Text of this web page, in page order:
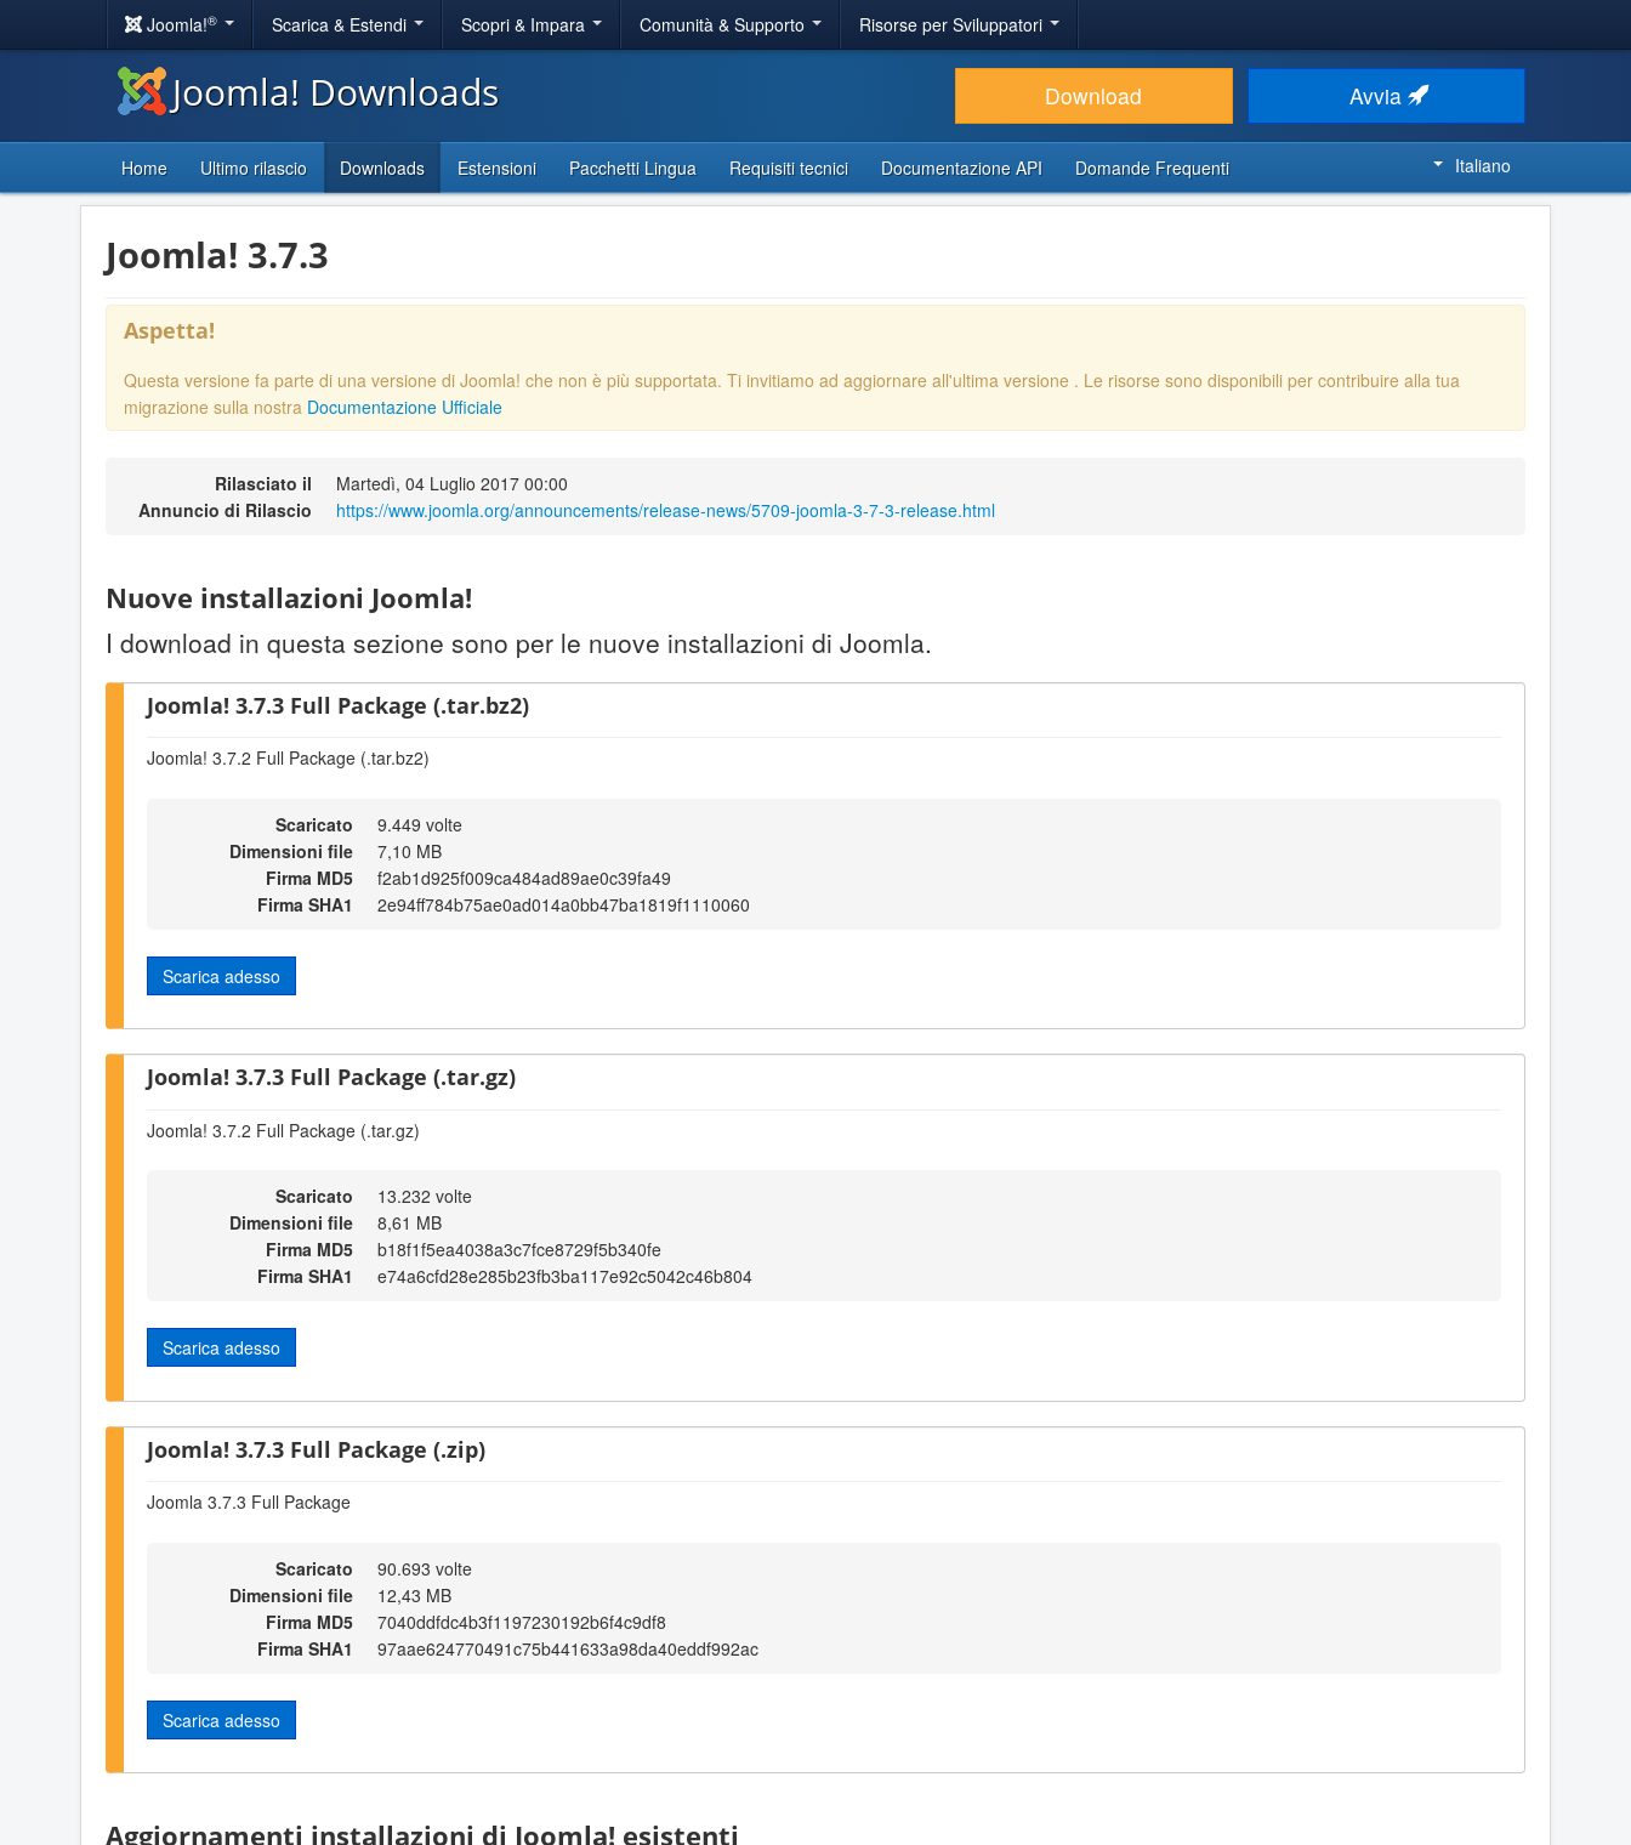
Joomla!® Scarica & Estendi Scopri & Impara Comunità & Supporto Risorse per Sviluppatori
Joomla! Downloads Download Avvia
Home Ultimo rilascio Downloads Estensioni Pacchetti Lingua Requisiti tecnici Documentazione API Domande Frequenti Italiano
Joomla! 3.7.3
Aspetta!
Questa versione fa parte di una versione di Joomla! che non è più supportata. Ti invitiamo ad aggiornare all'ultima versione . Le risorse sono disponibili per contribuire alla tua
migrazione sulla nostra Documentazione Ufficiale
Rilasciato il
Martedì, 04 Luglio 2017 00:00
Annuncio di Rilascio
https://www.joomla.org/announcements/release-news/5709-joomla-3-7-3-release.html
Nuove installazioni Joomla!
I download in questa sezione sono per le nuove installazioni di Joomla.
Joomla! 3.7.3 Full Package (.tar.bz2)
Joomla! 3.7.2 Full Package (.tar.bz2)
Scaricato
9.449 volte
Dimensioni file
7,10 MB
Firma MD5
f2ab1d925f009ca484ad89ae0c39fa49
Firma SHA1
2e94ff784b75ae0ad014a0bb47ba1819f1110060
Scarica adesso
Joomla! 3.7.3 Full Package (.tar.gz)
Joomla! 3.7.2 Full Package (.tar.gz)
Scaricato
13.232 volte
Dimensioni file
8,61 MB
Firma MD5
b18f1f5ea4038a3c7fce8729f5b340fe
Firma SHA1
e74a6cfd28e285b23fb3ba117e92c5042c46b804
Scarica adesso
Joomla! 3.7.3 Full Package (.zip)
Joomla 3.7.3 Full Package
Scaricato
90.693 volte
Dimensioni file
12,43 MB
Firma MD5
7040ddfdc4b3f1197230192b6f4c9df8
Firma SHA1
97aae624770491c75b441633a98da40eddf992ac
Scarica adesso
Aggiornamenti installazioni di Joomla! esistenti